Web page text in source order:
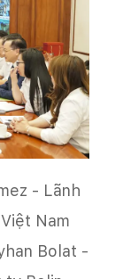
- Lãnh
Nam
Bolat -